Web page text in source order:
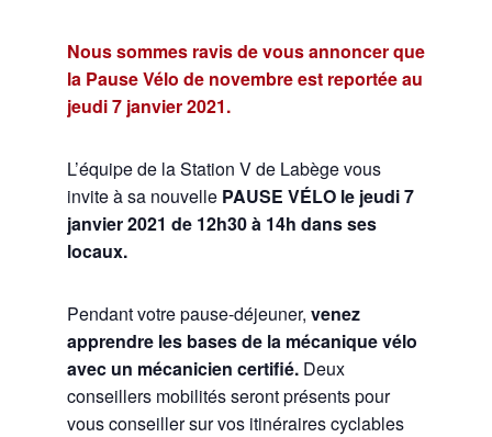
Nous sommes ravis de vous annoncer que
la Pause Vélo de novembre est reportée au
jeudi 7 janvier 2021.
L’équipe de la Station V de Labège vous
invite à sa nouvelle PAUSE VÉLO le jeudi 7
janvier 2021 de 12h30 à 14h dans ses
locaux.
Pendant votre pause-déjeuner, venez
apprendre les bases de la mécanique vélo
avec un mécanicien certifié.Deux
conseillers mobilités seront présents pour
vous conseiller sur vos itinéraires cyclables